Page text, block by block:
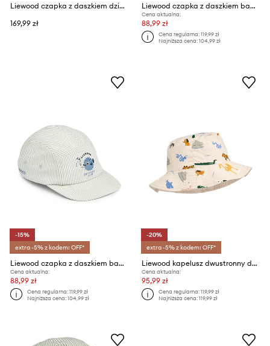
Liewood czapka z daszkiem dziecięca Damona Seersucker Sun Hat
169,99 zł
Liewood czapka z daszkiem bawełniana dziecięca Rory Dino Cap
Cena aktualna:
88,99 zł
Cena regularna:119,99 zł
Najniższa cena:104,99 zł
-15%
extra -5% z kodem: OFF*
Liewood czapka z daszkiem bawełniana dziecięca Rory Seersucker Cap
Cena aktualna:
88,99 zł
Cena regularna:119,99 zł
Najniższa cena:104,99 zł
-20%
extra -5% z kodem: OFF*
Liewood kapelusz dwustronny dziecięcy Damon Reversible Bucket Hat
Cena aktualna:
95,99 zł
Cena regularna:119,99 zł
Najniższa cena:119,99 zł